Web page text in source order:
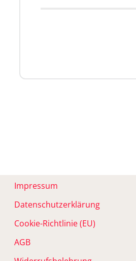
Impressum
Datenschutzerklärung
Cookie-Richtlinie (EU)
AGB